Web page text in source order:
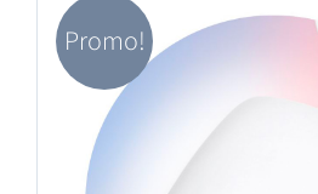
Promo!